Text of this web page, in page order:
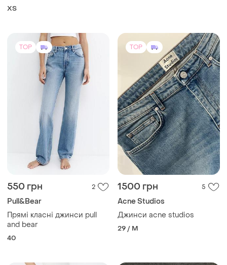
ХS
TOP
550 грн 2
Pull&Bear
Прямі класні джинси pull
and bear
40
TOP
1500 грн 5
Acne Studios
Джинси acne studios
29 / M